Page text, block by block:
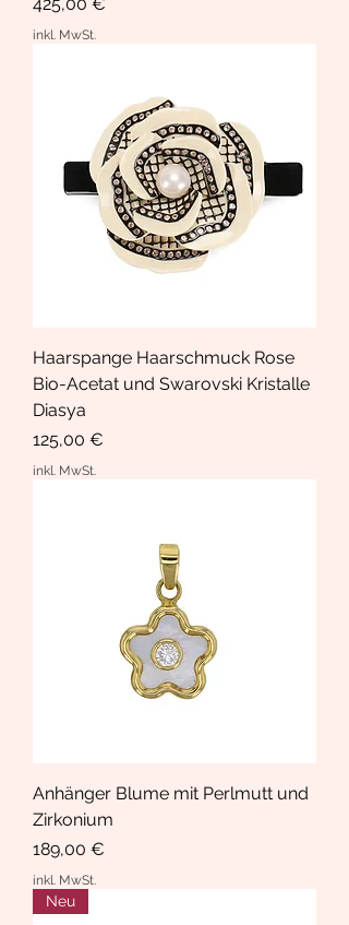
inkl. MwSt.
Haarspange Haarschmuck Rose
Bio-Acetat und Swarovski Kristalle
Diasya
Preis
125,00 €
inkl. MwSt.
Anhänger Blume mit Perlmutt und
Zirkonium
Preis
189,00 €
inkl. MwSt.
Neu